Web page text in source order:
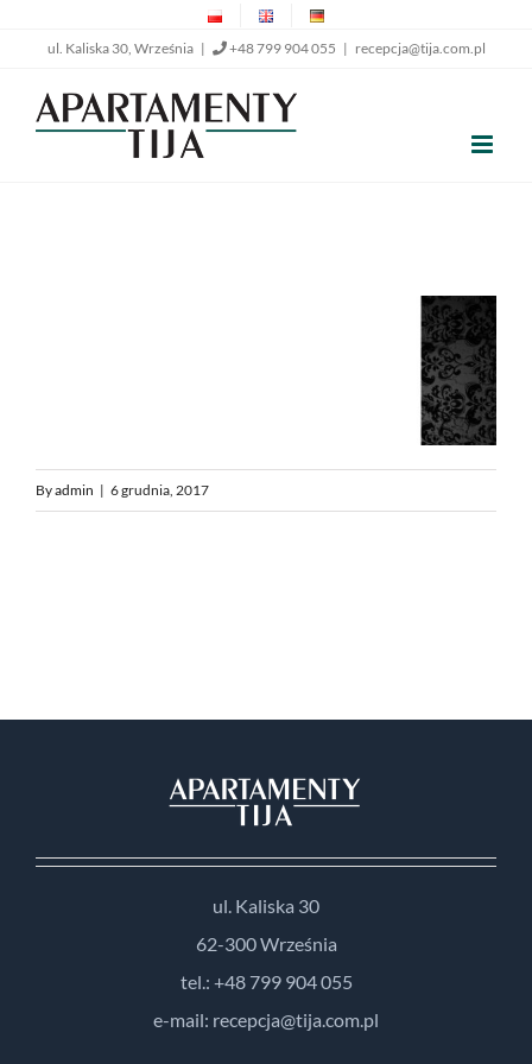
zawartości
ul. Kaliska 30, Września | +48 799 904 055 | recepcja@tija.com.pl
Byadmin | 6 grudnia, 2017
ul. Kaliska 30
62-300 Września
tel.: +48 799 904 055
e-mail: recepcja@tija.com.pl